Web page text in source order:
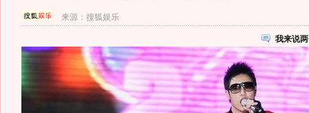
来源：搜狐娱乐
我来说